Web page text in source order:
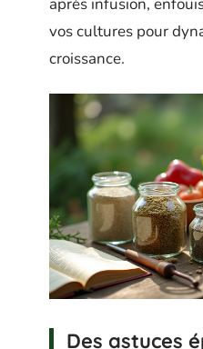
vos cultures pour
croissance.
Des astuces